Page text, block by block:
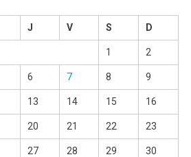
J V S D
1 2
6 7 8 9
13 14 15 16
20 21 22 23
27 28 29 30